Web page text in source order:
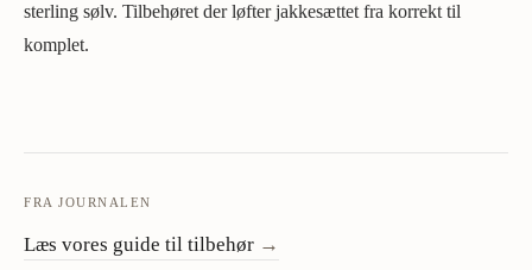
sterling sølv. Tilbehøret der løfter jakkesættet fra korrekt til
komplet.
FRA JOURNALEN
Læs vores guide til tilbehør →